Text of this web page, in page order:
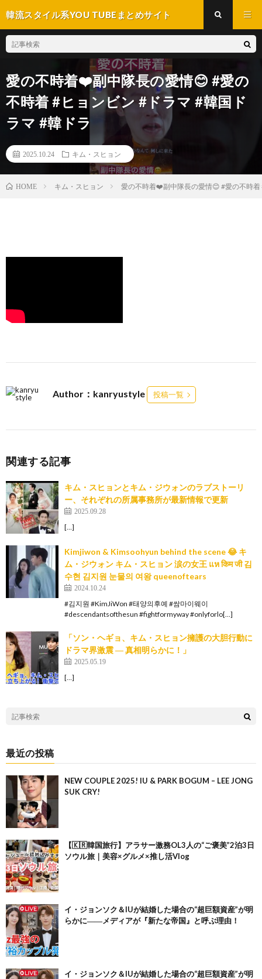
韓流スタイル系YOU TUBEまとめサイト
愛の不時着❤️副中隊長の愛情😊 #愛の
不時着 #ヒョンビン #ドラマ #韓国ド
ラマ #韓ドラ
2025.10.24 キム・スヒョン
HOME キム・スヒョン 愛の不時着❤️副中隊長の愛情😊 #愛の不時
Author：kanryustyle 投稿一覧
関連する記事
キム・スヒョンとキム・ジウォンのラブストーリ
ー、それぞれの所属事務所が最新情報で更新
2025.09.28
[…]
Kimjiwon & Kimsoohyun behind the scene 😂 キ
ム・ジウォン キム・スヒョン 涙の女王 แห किम जी 김
수현 김지원 눈물의 여왕 queenoftears
2024.10.24
#김지원 #KimJiWon #태양의후예 #쌈마이웨이
#descendantsofthesun #fightformyway #onlyforlo[…]
「ソン・ヘギョ、キム・スヒョン擁護の大胆行動に
ドラマ界激震 ― 真相明らかに！」
2025.05.19
[…]
最近の投稿
NEW COUPLE 2025! IU & PARK BOGUM – LEE JONG
SUK CRY!
【🇰🇷韓国旅行】アラサー激務OL3人の“ご褒美”2泊3日
ソウル旅｜美容×グルメ×推し活Vlog
イ・ジョンソク＆IUが結婚した場合の“超巨額資産”が明
らかに――メディアが『新たな帝国』と呼ぶ理由！
イ・ジョンソク＆IUが結婚した場合の“超巨額資産”が明